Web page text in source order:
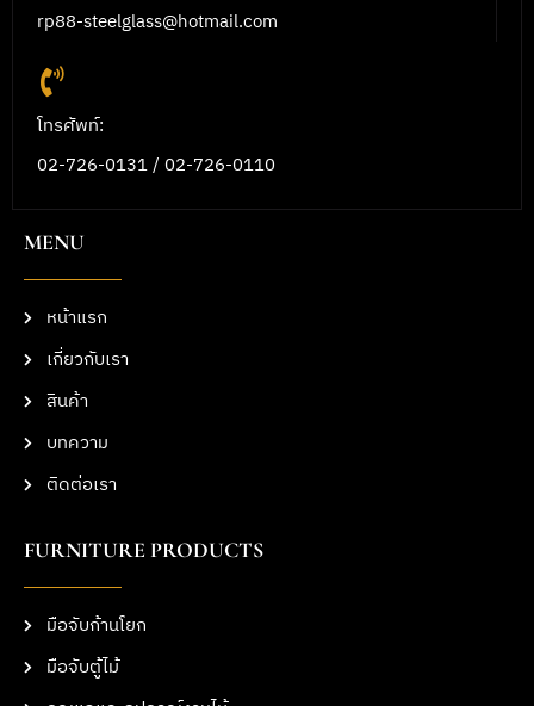
rp88-steelglass@hotmail.com
โทรศัพท์:
02-726-0131 / 02-726-0110
MENU
หน้าแรก
เกี่ยวกับเรา
สินค้า
บทความ
ติดต่อเรา
FURNITURE PRODUCTS
มือจับก้านโยก
มือจับตู้ไม้